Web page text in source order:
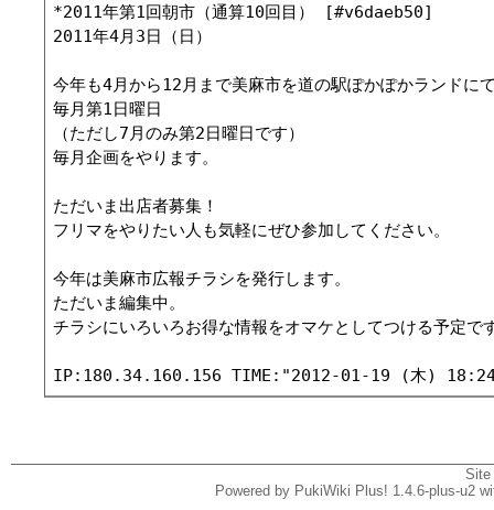
*2011年第1回朝市（通算10回目） [#v6daeb50]
2011年4月3日（日）
今年も4月から12月まで美麻市を道の駅ぽかぽかランドに
毎月第1日曜日
（ただし7月のみ第2日曜日です）
毎月企画をやります。
ただいま出店者募集！
フリマをやりたい人も気軽にぜひ参加してください。
今年は美麻市広報チラシを発行します。
ただいま編集中。
チラシにいろいろお得な情報をオマケとしてつける予定で
Powered by PukiWiki Plus! 1.4.6-plus-u2